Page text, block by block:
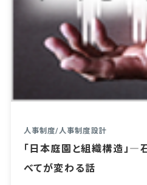
人事制度/ 人事制度設計
「日本庭園と組織構造」―
べてが変わる話